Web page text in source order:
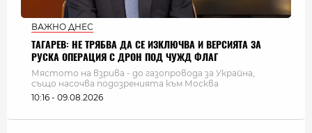
ВАЖНО ДНЕС
ТАГАРЕВ: НЕ ТРЯБВА ДА СЕ ИЗКЛЮЧВА И ВЕРСИЯТА ЗА
РУСКА ОПЕРАЦИЯ С ДРОН ПОД ЧУЖД ФЛАГ
Мястото на взрива - до газопровода за Украйна,
също насочва подозренията към Москва
10:16 - 09.08.2026